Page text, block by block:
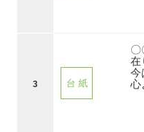
3 台 紙
〇
在
今
心